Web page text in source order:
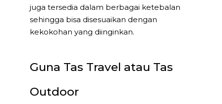
juga tersedia dalam berbagai ketebalan
sehingga bisa disesuaikan dengan
kekokohan yang diinginkan.
Guna Tas Travel atau Tas
Outdoor